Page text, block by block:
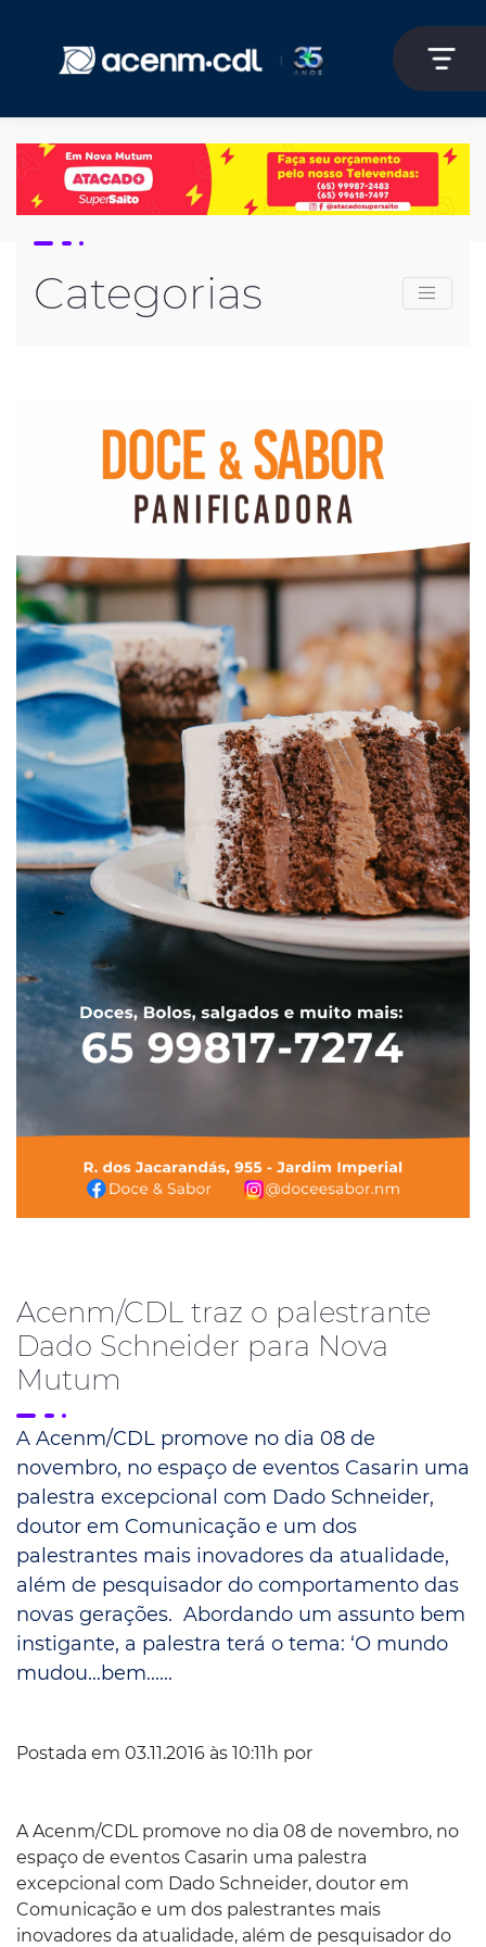
Acenm/CDL traz o palestrante
Dado Schneider para Nova
Mutum
A Acenm/CDL promove no dia 08 de
novembro, no espaço de eventos Casarin uma
palestra excepcional com Dado Schneider,
doutor em Comunicação e um dos
palestrantes mais inovadores da atualidade,
além de pesquisador do comportamento das
novas gerações. Abordando um assunto bem
instigante, a palestra terá o tema: ‘O mundo
mudou...bem......
Postada em 03.11.2016 às 10:11h por
A Acenm/CDL promove no dia 08 de novembro, no
espaço de eventos Casarin uma palestra
excepcional com Dado Schneider, doutor em
Comunicação e um dos palestrantes mais
inovadores da atualidade, além de pesquisador do
Categorias